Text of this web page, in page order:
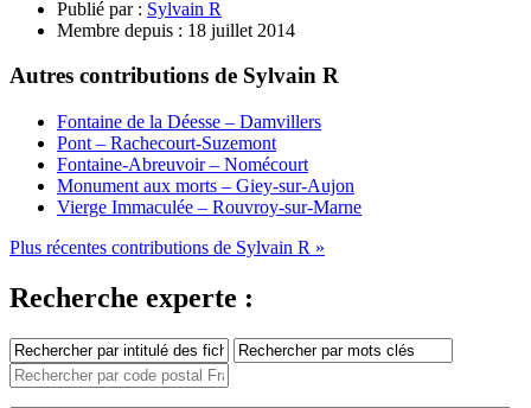
Publié par : Sylvain R
Membre depuis : 18 juillet 2014
Autres contributions de Sylvain R
Fontaine de la Déesse – Damvillers
Pont – Rachecourt-Suzemont
Fontaine-Abreuvoir – Nomécourt
Monument aux morts – Giey-sur-Aujon
Vierge Immaculée – Rouvroy-sur-Marne
Plus récentes contributions de Sylvain R »
Recherche experte :